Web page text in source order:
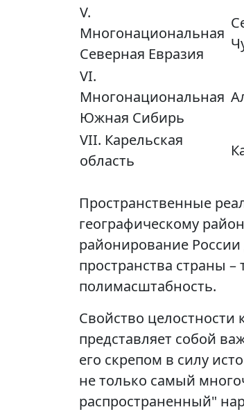
V.
Многонациональная
Северная Евразия
VI.
Многонациональная
Южная Сибирь
VII. Карельская
область
Пространственные
географическому
районирование
пространства страны –
полимасштабность.
Свойство целостности
представляет собой
его скрепом в силу
не только самый
распространенный"